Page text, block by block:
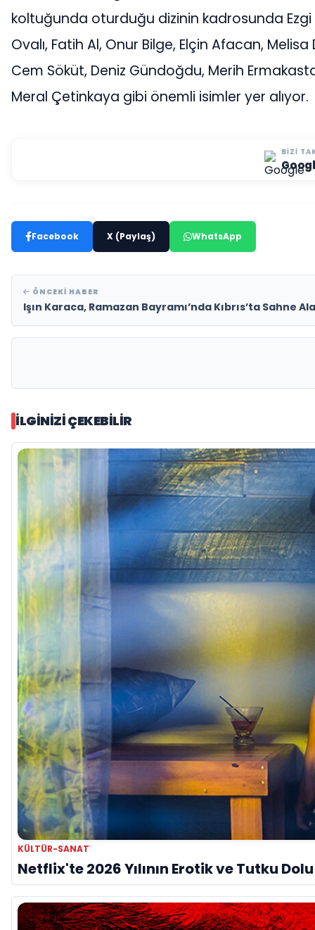
koltuğunda oturduğu dizinin kadrosunda Ezgi
Ovalı, Fatih Al, Onur Bilge, Elçin Afacan,
Cem Söküt, Deniz Gündoğdu, Merih
Meral Çetinkaya gibi önemli isimler yer alıyor.
BIZI
Facebook X (Paylaş) WhatsApp
ÖNCEKI HABER
Işın Karaca, Ramazan Bayramı’nda Kıbrıs’ta Sahne
İLGINIZI ÇEKEBILIR
KÜLTÜR-SANAT
Netflix'te 2026 Yılının Erotik ve Tutku